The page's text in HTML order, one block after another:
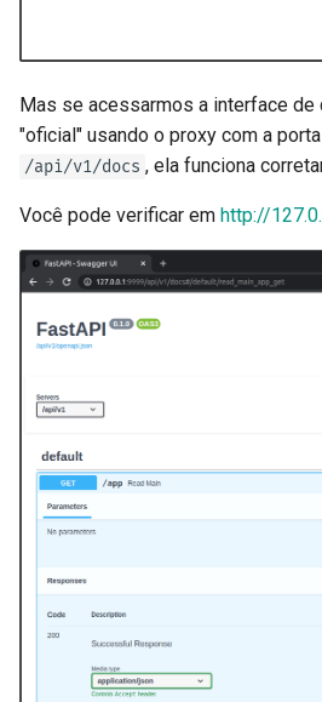
Mas se acessarmos a interface de
"oficial" usando o proxy com a porta
/api/v1/docs , ela funciona
Você pode verificar em http://